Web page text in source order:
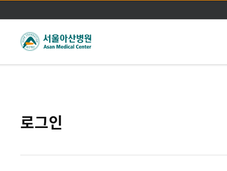
주메뉴바로가기
본문바로가기
로그인